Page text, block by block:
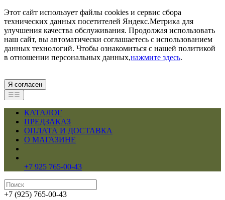
Этот сайт использует файлы cookies и сервис сбора
технических данных посетителей Яндекс.Метрика для
улучшения качества обслуживания. Продолжая использовать
наш сайт, вы автоматически соглашаетесь с использованием
данных технологий. Чтобы ознакомиться с нашей политикой
в отношении персональных данных,нажмите здесь.
Я согласен
☰☰
КАТАЛОГ
ПРЕДЗАКАЗ
ОПЛАТА И ДОСТАВКА
О МАГАЗИНЕ
+7 925 765-00-43
+7 (925) 765-00-43